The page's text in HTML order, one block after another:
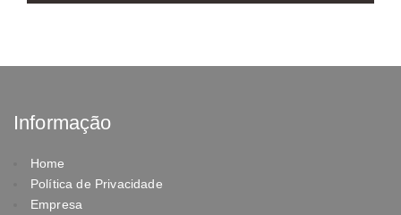
Informação
Home
Política de Privacidade
Empresa